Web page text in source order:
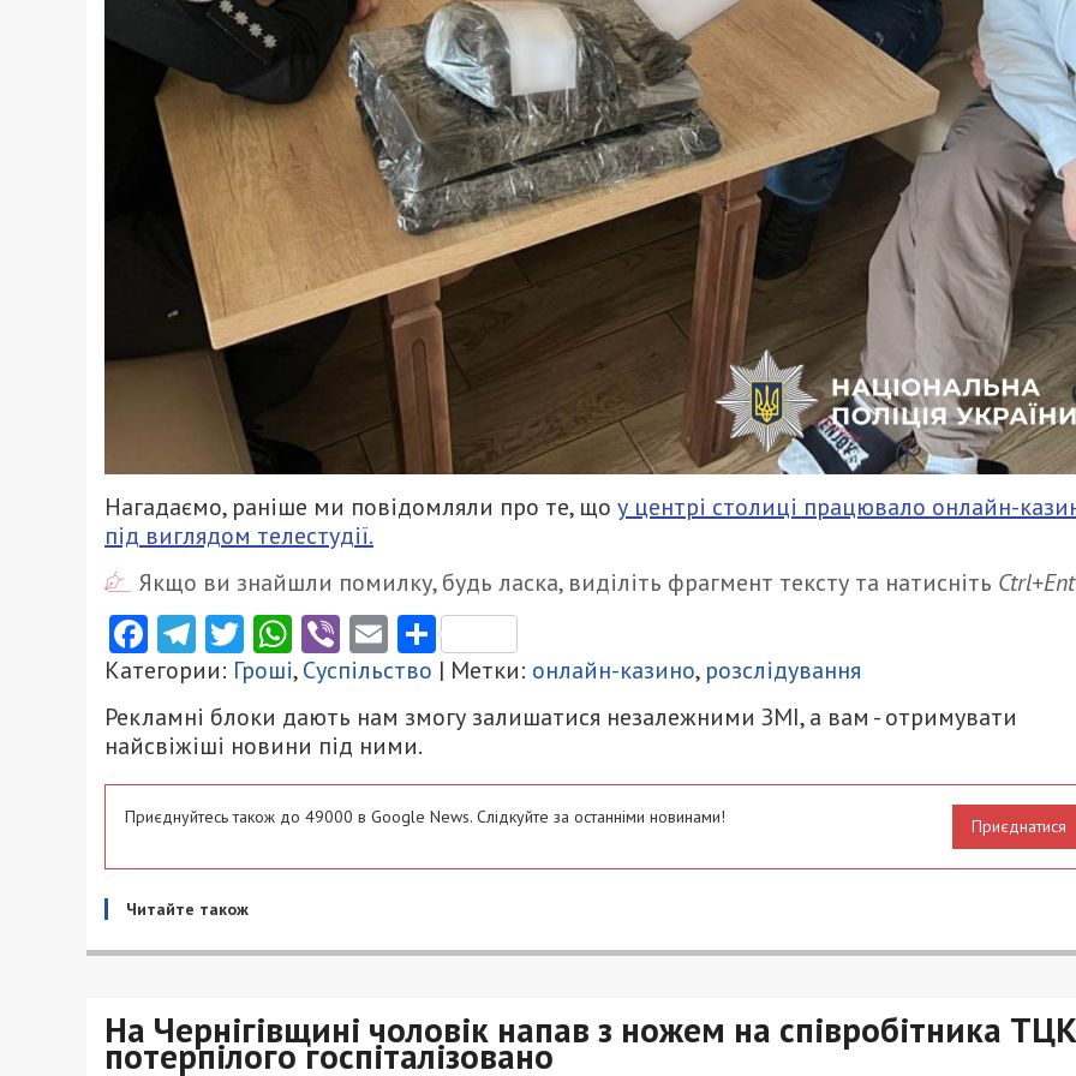
Нагадаємо, раніше ми повідомляли про те, що у центрі столиці працювало онлайн-
під виглядом телестудії.
Якщо ви знайшли помилку, будь ласка, виділіть фрагмент тексту та натисніть
Facebook
Telegram
Twitter
WhatsApp
ViberEmailПоділитися
Категории: Гроші,Суспільство | Метки: онлайн-казино, розслідування
Рекламні блоки дають нам змогу залишатися незалежними ЗМІ, а вам - отримувати
найсвіжіші новини під ними.
Приєднуйтесь також до 49000 в Google News. Слідкуйте за останніми новинами! Приєднатися
Читайте також
На Чернігівщині чоловік напав з ножем на співробітника
потерпілого госпіталізовано